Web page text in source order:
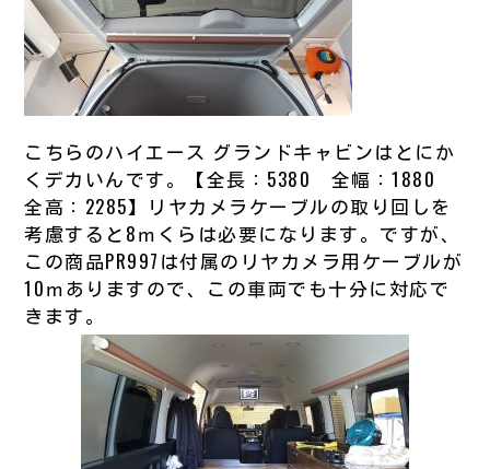
こちらのハイエース グランドキャビンはとにか
くデカいんです。【全長：5380 全幅：1880
全高：2285】リヤカメラケーブルの取り回しを
考慮すると8ｍくらは必要になります。ですが、
この商品PR997は付属のリヤカメラ用ケーブルが
10ｍありますので、この車両でも十分に対応で
きます。